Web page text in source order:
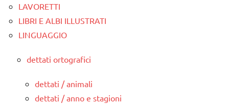
LAVORETTI
LIBRI E ALBI ILLUSTRATI
LINGUAGGIO
dettati ortografici
dettati / animali
dettati / anno e stagioni